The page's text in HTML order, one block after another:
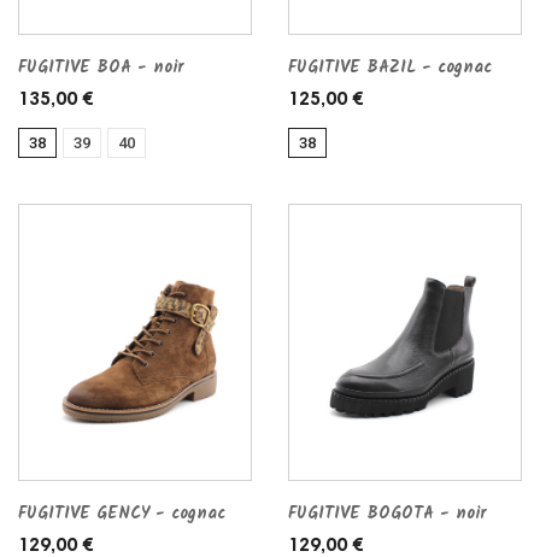
FUGITIVE BOA - noir
135,00 €
38 39 40
FUGITIVE BAZIL - cognac
125,00 €
38
FUGITIVE GENCY - cognac
129,00 €
FUGITIVE BOGOTA - noir
129,00 €